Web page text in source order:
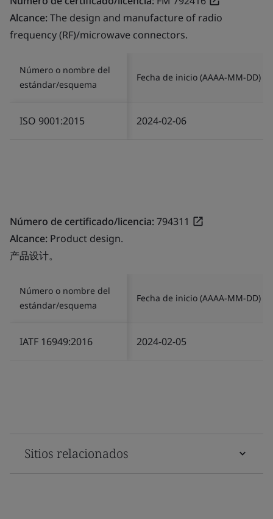
Alcance:The design and manufacture of radio
frequency (RF)/microwave connectors.
Número o nombre del
estándar/esquema
Fecha de inicio (AAAA-MM-DD)
ISO 9001:2015 2024-02-06
Número de certificado/licencia:794311
Alcance: Product design.
产品设计。
Número o nombre del
estándar/esquema
Fecha de inicio (AAAA-MM-DD)
IATF 16949:2016 2024-02-05
Sitios relacionados